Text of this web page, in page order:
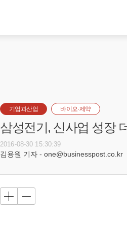
기업과산업 바이오·제약
삼성전기, 신사업 성장
2016-08-30 15:30:39
김용원 기자 - one@businesspost.co.kr